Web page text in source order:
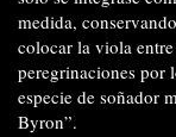
medida,
colocar la viola
peregrinaciones por
especie de soñador
Byron”.